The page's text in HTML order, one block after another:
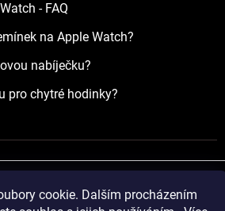
cookie. Dalším procházením
- FAQ
na Apple Watch?
nabíječku?
pro chytré hodinky?
Vytvořil Shoptet